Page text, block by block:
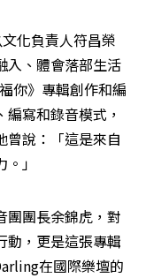
化負責人符昌榮
入、體會落部生活
你》專輯創作和編
寫和錄音模式，
曾說：「這是來自
」
團團長余錦虎，對
動，更是這張專輯
在國際樂壇的